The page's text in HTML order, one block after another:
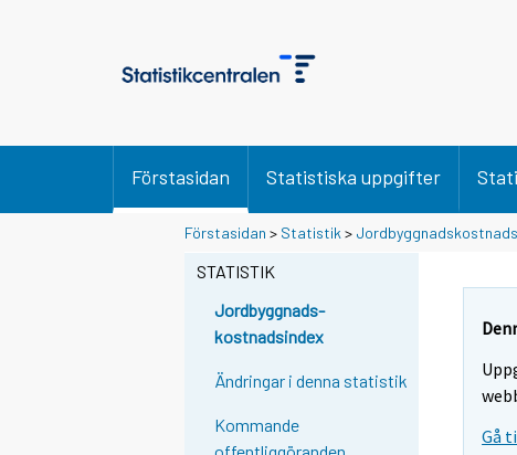
Förstasidan Statistiska uppgifter
Förstasidan > Statistik >
STATISTIK
Jordbyggnads-
kostnadsindex
Ändringar i denna statistik
Kommande
Gå